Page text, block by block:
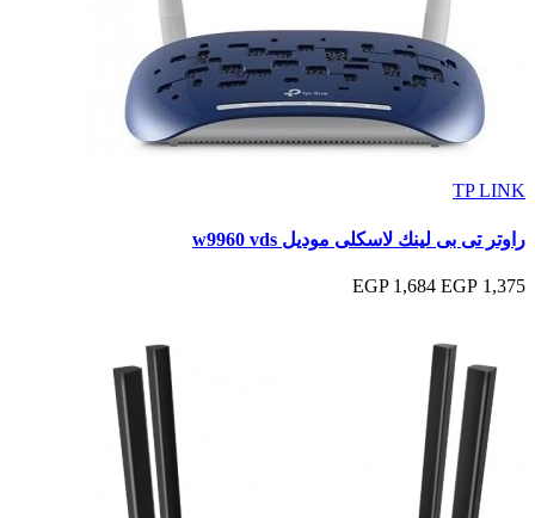
TP LINK
راوتر تى بى لينك لاسكلى موديل w9960 vds
1,375 EGP
1,684 EGP